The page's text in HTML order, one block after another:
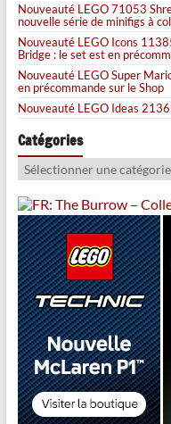
Nouveauté LEGO 71053
nouvelle série de minifigs à
Nouveauté LEGO Icons
Bridge : le set est en
Nouveauté LEGO Super
en précommande sur le Shop
Nouveauté LEGO Ideas
Catégories
Catégories